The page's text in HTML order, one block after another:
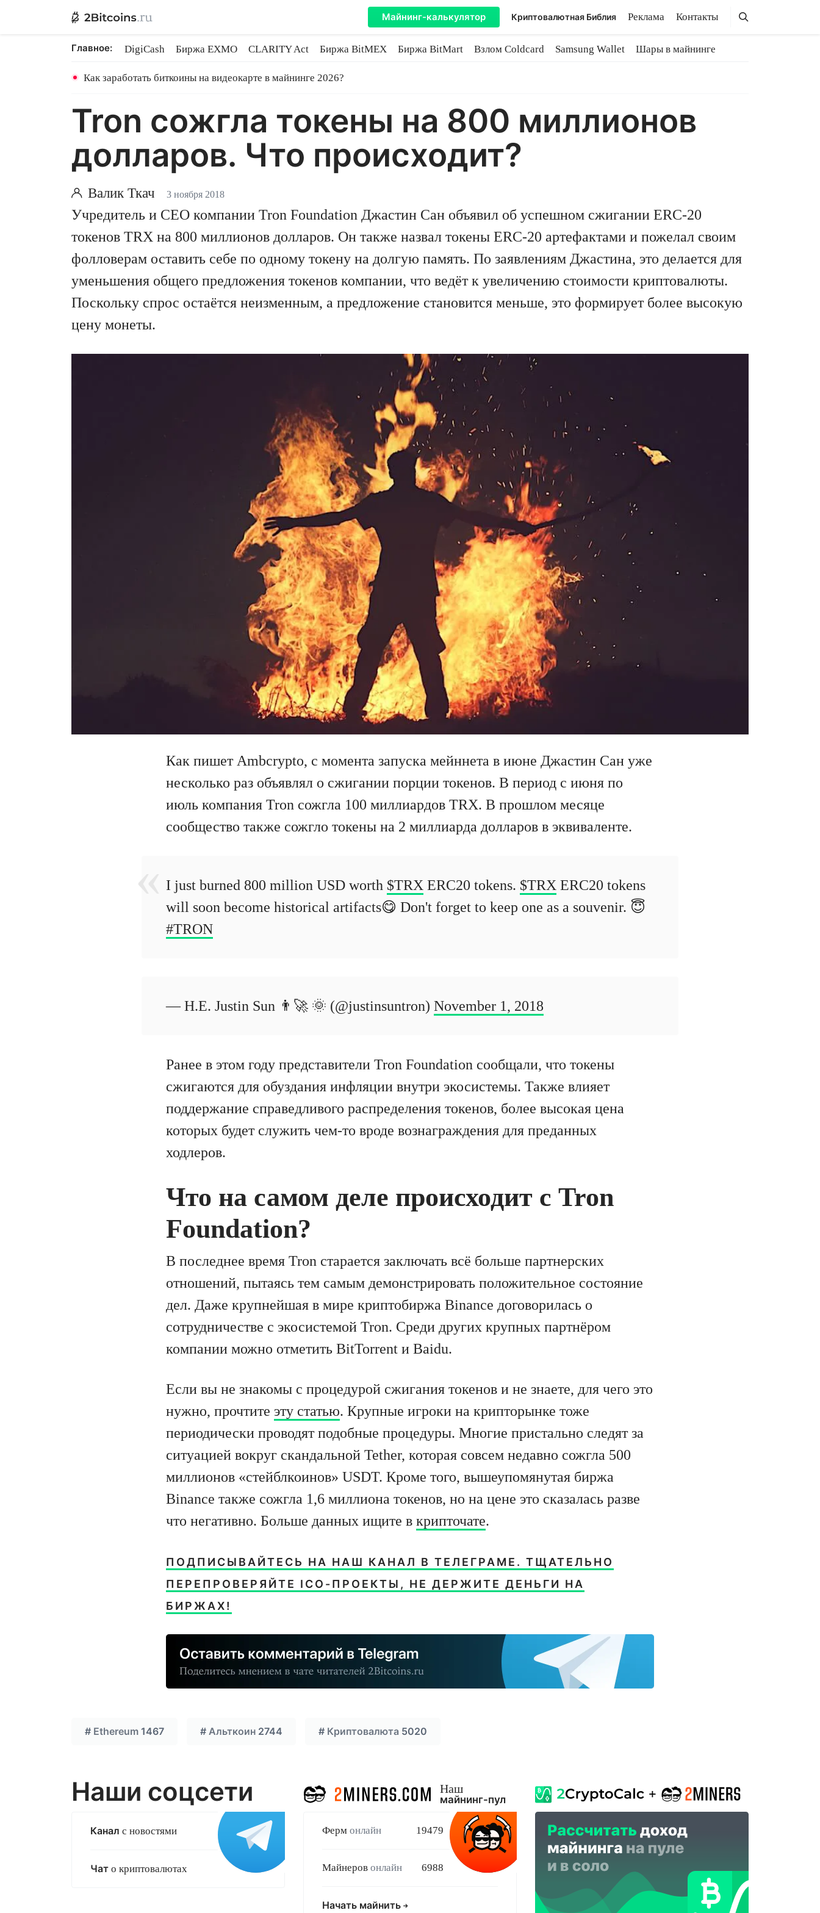
Майнинг-калькулятор Криптовалютная Библия Реклама Контакты Поиск
Поиск
Главное: DigiCash Биржа EXMO CLARITY Act Биржа BitMEX Биржа BitMart Взлом Coldcard Samsung Wallet
Шары в майнинге
Как заработать биткоины на видеокарте в майнинге 2026?
Tron сожгла токены на 800 миллионов
долларов. Что происходит?
Валик Ткач 3 ноября 2018
Учредитель и CEO компании Tron Foundation Джастин Сан объявил об успешном сжигании ERC-20
токенов TRX на 800 миллионов долларов. Он также назвал токены ERC-20 артефактами и пожелал своим
фолловерам оставить себе по одному токену на долгую память. По заявлениям Джастина, это делается для
уменьшения общего предложения токенов компании, что ведёт к увеличению стоимости криптовалюты.
Поскольку спрос остаётся неизменным, а предложение становится меньше, это формирует более высокую
цену монеты.
Как пишет Ambcrypto, с момента запуска мейннета в июне Джастин Сан уже
несколько раз объявлял о сжигании порции токенов. В период с июня по
июль компания Tron сожгла 100 миллиардов TRX. В прошлом месяце
сообщество также сожгло токены на 2 миллиарда долларов в эквиваленте.
I just burned 800 million USD worth $TRX ERC20 tokens. $TRX ERC20 tokens
will soon become historical artifacts😋 Don't forget to keep one as a souvenir. 😇
#TRON
— H.E. Justin Sun 👨‍🚀 🌞 (@justinsuntron) November 1, 2018
Ранее в этом году представители Tron Foundation сообщали, что токены
сжигаются для обуздания инфляции внутри экосистемы. Также влияет
поддержание справедливого распределения токенов, более высокая цена
которых будет служить чем-то вроде вознаграждения для преданных
ходлеров.
Что на самом деле происходит с Tron
Foundation?
В последнее время Tron старается заключать всё больше партнерских
отношений, пытаясь тем самым демонстрировать положительное состояние
дел. Даже крупнейшая в мире криптобиржа Binance договорилась о
сотрудничестве с экосистемой Tron. Среди других крупных партнёром
компании можно отметить BitTorrent и Baidu.
Если вы не знакомы с процедурой сжигания токенов и не знаете, для чего это
нужно, прочтите эту статью. Крупные игроки на крипторынке тоже
периодически проводят подобные процедуры. Многие пристально следят за
ситуацией вокруг скандальной Tether, которая совсем недавно сожгла 500
миллионов «стейблкоинов» USDT. Кроме того, вышеупомянутая биржа
Binance также сожгла 1,6 миллиона токенов, но на цене это сказалась разве
что негативно. Больше данных ищите в крипточате.
ПОДПИСЫВАЙТЕСЬ НА НАШ КАНАЛ В ТЕЛЕГРАМЕ. ТЩАТЕЛЬНО
ПЕРЕПРОВЕРЯЙТЕ ICO-ПРОЕКТЫ, НЕ ДЕРЖИТЕ ДЕНЬГИ НА
БИРЖАХ!
# Ethereum 1467 # Альткоин 2744 # Криптовалюта 5020
Наши соцсети
Канал с новостями
Чат о криптовалютах
Наш
майнинг-пул
Ферм онлайн 19479
Майнеров онлайн 6988
Начать майнить